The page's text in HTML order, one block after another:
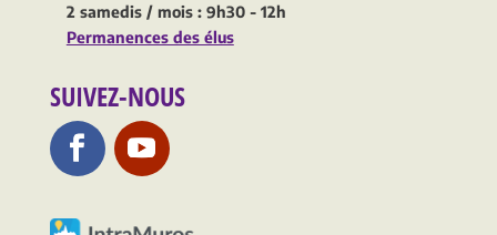
2 samedis / mois : 9h30 - 12h
Permanences des élus
SUIVEZ-NOUS